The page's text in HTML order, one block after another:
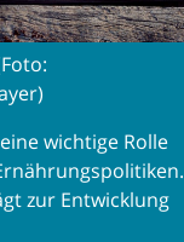
wichtige Rolle
zur Entwicklung